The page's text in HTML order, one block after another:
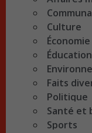
Culture
Économie
Éducation
Faits
Politique
Santé et
Sports